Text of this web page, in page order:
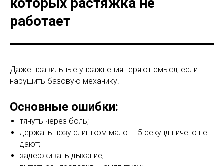
которых растяжка не
работает
Даже правильные упражнения теряют смысл, если
нарушить базовую механику.
Основные ошибки:
тянуть через боль;
держать позу слишком мало — 5 секунд ничего не
дают;
задерживать дыхание;